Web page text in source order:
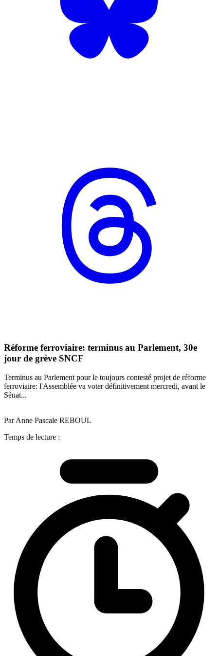
Réforme ferroviaire: terminus au Parlement, 30e
jour de grève SNCF
Terminus au Parlement pour le toujours contesté projet de réforme
ferroviaire: l'Assemblée va voter définitivement mercredi, avant le
Sénat...
Par Anne Pascale REBOUL
Temps de lecture :